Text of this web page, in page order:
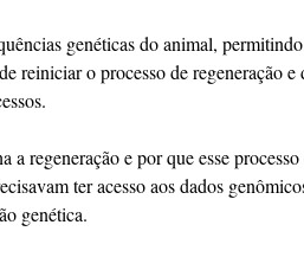
genéticas do animal,
reiniciar o processo de regeneração e
regeneração e por que esse processo
ter acesso aos dados
genética.